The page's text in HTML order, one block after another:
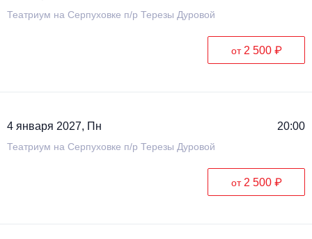
Театриум на Серпуховке п/р Терезы Дуровой
от 2 500 ₽
4 января 2027, Пн 20:00
Театриум на Серпуховке п/р Терезы Дуровой
от 2 500 ₽